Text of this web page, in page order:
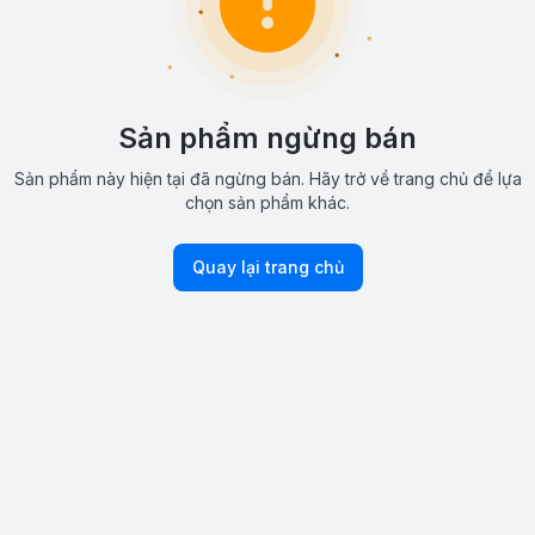
Sản phẩm ngừng bán
Sản phẩm này hiện tại đã ngừng bán. Hãy trở về trang chủ để lựa
chọn sản phẩm khác.
Quay lại trang chủ